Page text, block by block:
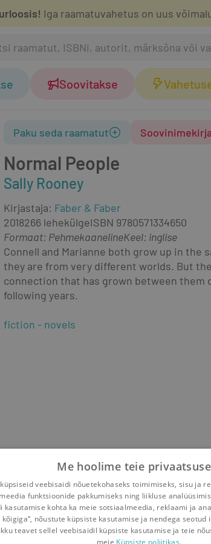
Iga raamatuvahetus on uus
Soovitakse
Normal People
Sally Rooney
Paku seda raamatut Soovinimekirja
Kirjastaja: Faber & Faber
2018266 lehekülgeISBN 9780571334650
Formaat: PehmekaanelineKeel: inglise
Connell and Marianne both grow up in
they are from very different worlds. But
connection that has grown between
following years.
fiction novels
Me hoolime teie
veebisaidi nõuetekohaseks toimimiseks, sisu ja
funktsioonide pakkumiseks ning liikluse
kasutamise kohta ka meie sotsiaalmeedia, reklaami ja
kõigiga“, nõustute küpsiste kasutamise ja nendega
teavet sellel veebisaidil küpsiste kasutamise ja teie
meie Küpsiste poliitikas.